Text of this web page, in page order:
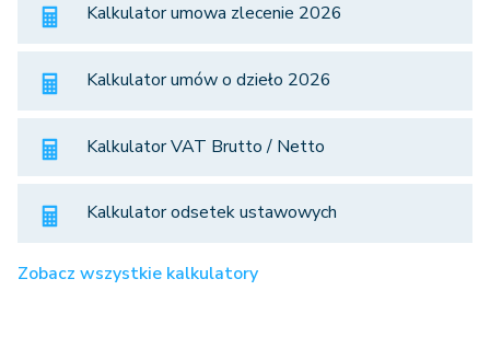
Kalkulator umowa zlecenie 2026
Kalkulator umów o dzieło 2026
Kalkulator VAT Brutto / Netto
Kalkulator odsetek ustawowych
Zobacz wszystkie kalkulatory